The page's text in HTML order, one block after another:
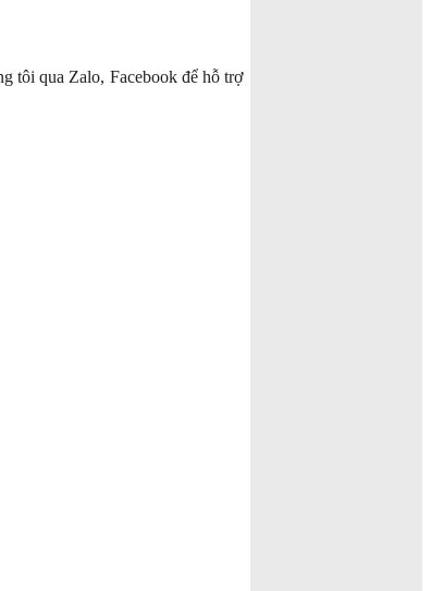
tôi qua Zalo, Facebook để hỗ trợ